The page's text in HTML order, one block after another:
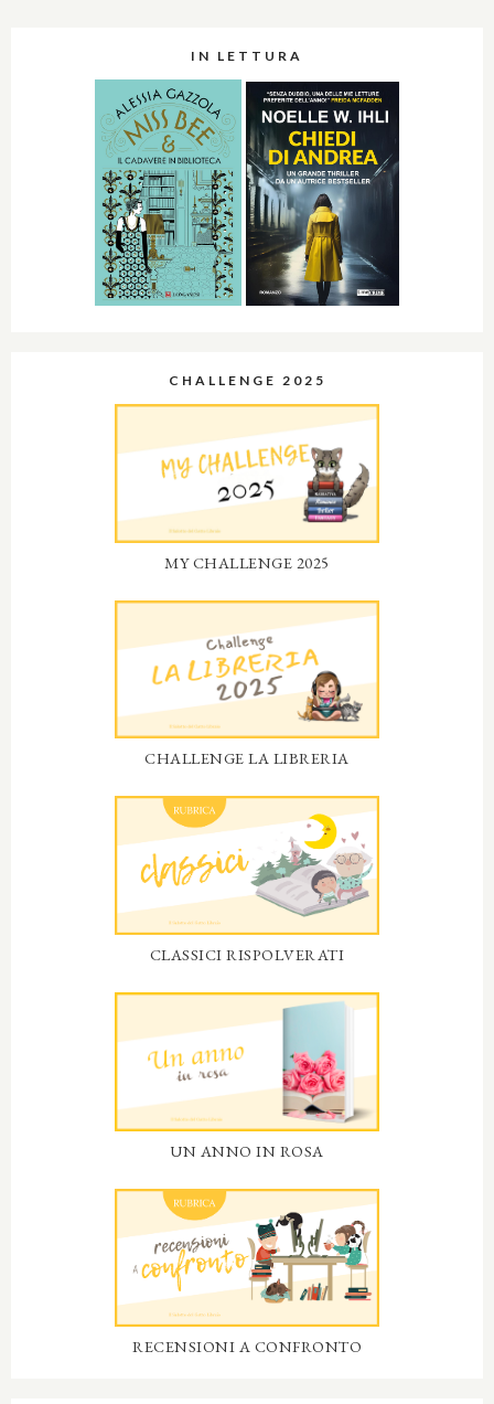
IN LETTURA
CHALLENGE 2025
MY CHALLENGE 2025
CHALLENGE LA LIBRERIA
CLASSICI RISPOLVERATI
UN ANNO IN ROSA
RECENSIONI A CONFRONTO